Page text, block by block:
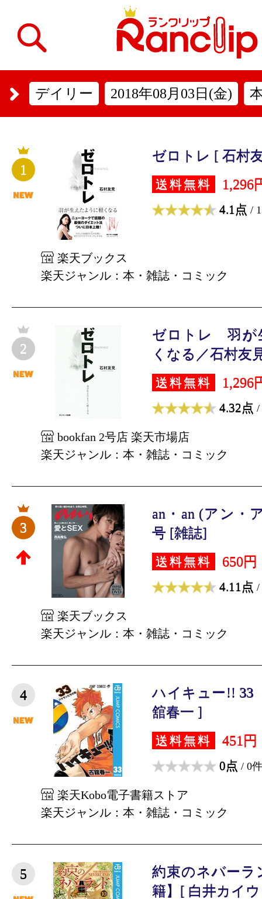
デイリー 2018年08月03日(金)
1
ゼロトレ [ 石村
送料無料 1,296
4.1点 /
楽天ブックス
楽天ジャンル：本・雑誌・コミック
2
ゼロトレ 羽が
くなる／石村友
送料無料 1,296
4.32点 /
bookfan 2号店 楽天市場店
楽天ジャンル：本・雑誌・コミック
3
an・an (アン・
号 [雑誌]
送料無料 650円
4.11点 /
楽天ブックス
楽天ジャンル：本・雑誌・コミック
4
ハイキュー!! 33
舘春一 ]
送料無料 451円
0点 / 0件
楽天Kobo電子書籍ストア
楽天ジャンル：本・雑誌・コミック
5
約束のネバーラ
籍】[ 白井カイ